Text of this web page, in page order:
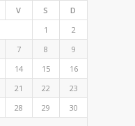
V S
D
1
2
7 8
9
14 15
16
21 22
23
28 29
30